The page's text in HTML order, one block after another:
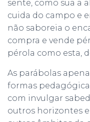
sente, como sua a
cuida do campo e
não saboreia o
compra e vende
pérola como esta,
As parábolas
formas
com invulgar
outros horizontes